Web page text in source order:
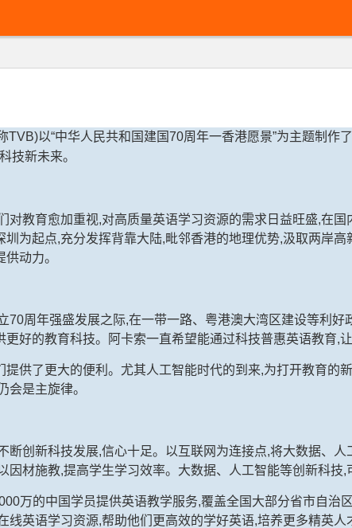
以“中华人民共和国建国70周年一香港愿景”为主题制
技新未来。
对教育愈加重视,对高质量英语学习资源的需求日益旺盛,在
为起点,充分发挥背靠大陆,毗邻香港的地理优势,汲取两岸
动力。
70周年强盛发展之际,在一带一路、粤港澳大湾区建设等利
好的教育科技。阿卡索一直希望能通过科技普惠英语教育,
供了更大的便利。尤其人工智能时代的到来,为打开教育的
会是主旋律。
断创新科技发展,信心十足。以互联网为连接点,将大数据、
材施教,提高学生学习效率。大数据、人工智能等创新科技
万的中国学员提供英语教学服务,覆盖全国大部分省市自治
线英语学习资源,帮助他们更高效的学好英语,培养更多精英